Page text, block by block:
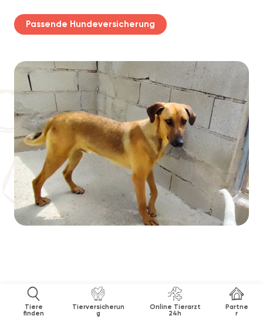
Tiere
finden
Tierversicherun
g
Online Tierarzt
24h
Partne
r
Passende Hundeversicherung